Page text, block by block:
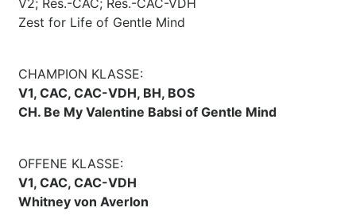
Zest for Life of Gentle Mind
CHAMPION KLASSE:
V1, CAC, CAC-VDH, BH, BOS
CH. Be My Valentine Babsi of Gentle Mind
OFFENE KLASSE:
V1, CAC, CAC-VDH
Whitney von Averlon